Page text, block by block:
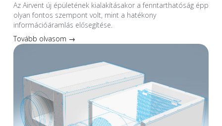
Az Airvent új épületének kialakításakor a fenntarthatóság épp
olyan fontos szempont volt, mint a hatékony
információáramlás elősegítése.
Tovább olvasom →